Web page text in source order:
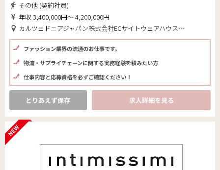
その他 (契約社員)
年収 3,400,000円～ 4,200,000円
カルツェドニアジャパン株式会社ECサイトウェアハウス(東京都 大田区)
ファッション業界の流通のお仕事です。
物流・サプライチェーンに関する実務経験を積みたい方
仕事内容と応募資格を必ずご確認ください！
とりあえず保存 求人詳細を見る